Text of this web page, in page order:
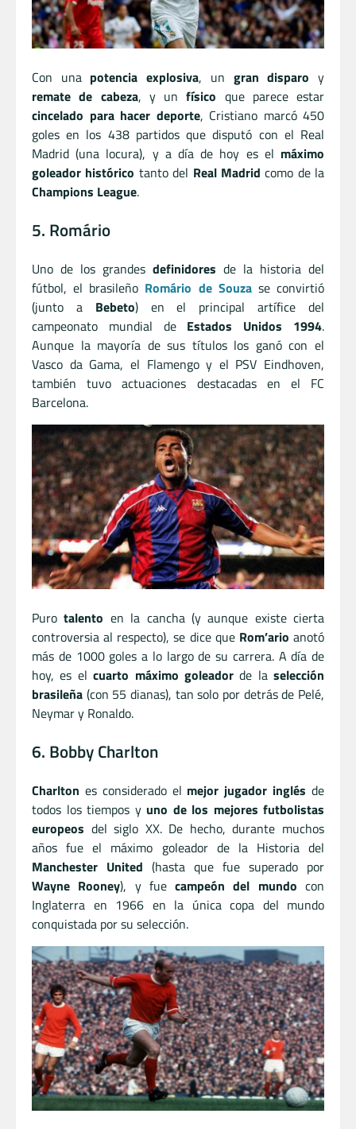
Con una potencia explosiva, un gran disparo y
remate de cabeza, y unfísico que parece estar
cincelado para hacer deporte, Cristiano marcó 450
goles en los 438 partidos que disputó con el Real
Madrid (una locura), y a día de hoy es el máximo
goleador histórico tanto del Real Madrid como de la
Champions League.
5. Romário
Uno de los grandes definidores de la historia del
fútbol, el brasileño Romário de Souzase convirtió
(junto a Bebeto) en el principal artífice del
campeonato mundial de Estados Unidos 1994.
Aunque la mayoría de sus títulos los ganó con el
Vasco da Gama, el Flamengo y el PSV Eindhoven,
también tuvo actuaciones destacadas en el FC
Barcelona.
Purotalento en la cancha (y aunque existe cierta
controversia al respecto), se dice que Rom’ario anotó
más de 1000 goles a lo largo de su carrera. A día de
hoy, es elcuarto máximo goleadorde la selección
brasileña (con 55 dianas), tan solo por detrás de Pelé,
Neymar y Ronaldo.
6. Bobby Charlton
Charlton es considerado el mejor jugador inglés de
todos los tiempos y uno de los mejores futbolistas
europeos del siglo XX. De hecho, durante muchos
años fue el máximo goleador de la Historia del
Manchester United (hasta que fue superado por
Wayne Rooney), y fuecampeón del mundo con
Inglaterra en 1966 en la única copa del mundo
conquistada por su selección.